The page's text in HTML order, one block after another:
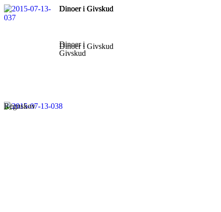
Regnskov
Dinoer i Givskud
Dinoer i Givskud
Dinoer i Givskud
Dinoer i Givskud
Dinoer i
Givskud